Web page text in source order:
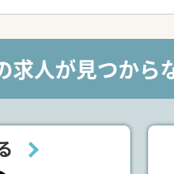
求人が見つか